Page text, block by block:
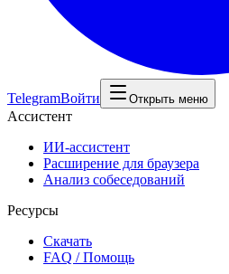
TelegramВойти Открыть меню
Ассистент
ИИ-ассистент
Расширение для браузера
Анализ собеседований
Ресурсы
Скачать
FAQ / Помощь